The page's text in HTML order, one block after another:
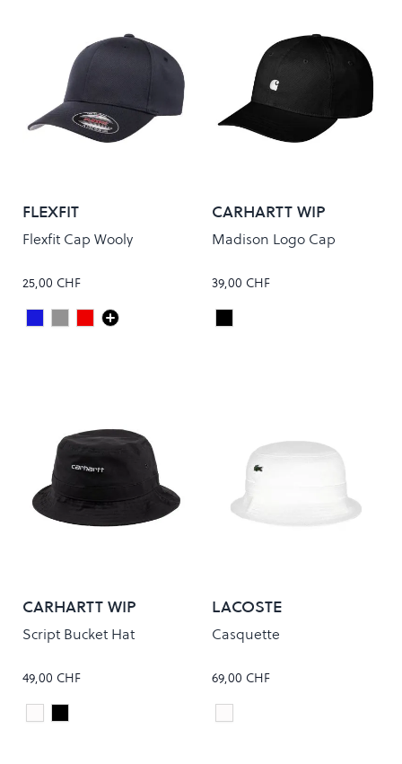
FLEXFIT
Flexfit Cap Wooly
25,00 CHF
Colour
Dark Navy
GreyMaroon
CARHARTT WIP
Madison Logo Cap
39,00 CHF
Colour
Black/White
CARHARTT WIP
Script Bucket Hat
49,00 CHF
Colour
White/Black
Black/White
LACOSTE
Casquette
69,00 CHF
Colour
Blanc